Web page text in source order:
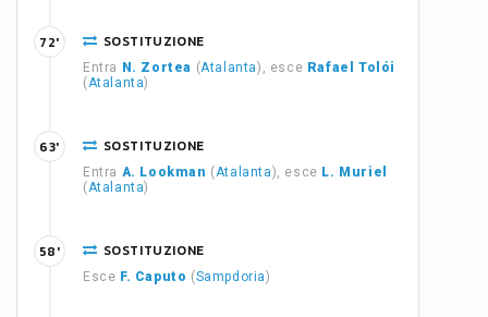
SOSTITUZIONE
Entra N. Zortea (Atalanta), esce Rafael Tolói
(Atalanta)
72'
SOSTITUZIONE
Entra A. Lookman (Atalanta), esce L. Muriel
(Atalanta)
63'
SOSTITUZIONE
Esce F. Caputo (Sampdoria)
58'